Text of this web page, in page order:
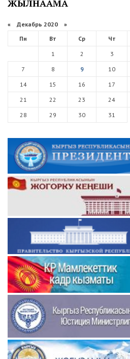
ЖЫЛНААМА
« Декабрь 2020 »
Пн
Вт Ср Чт
1
2 3
7
8 9 10
14
15 16 17
21
22 23 24
28
29 30 31